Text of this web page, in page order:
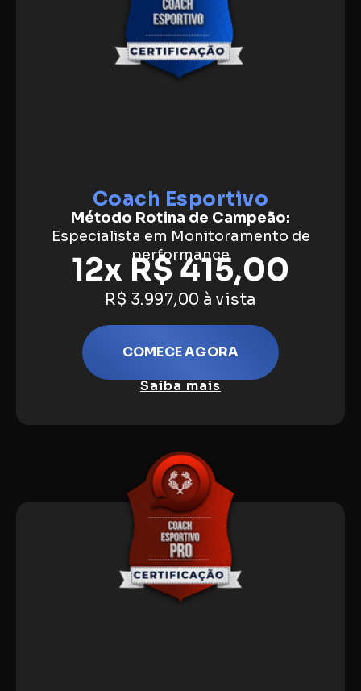
Coach Esportivo
Método Rotina de Campeão:
Especialista em Monitoramento de
performance
12x R$ 415,00
R$ 3.997,00 à vista
COMECE AGORA
Saiba mais